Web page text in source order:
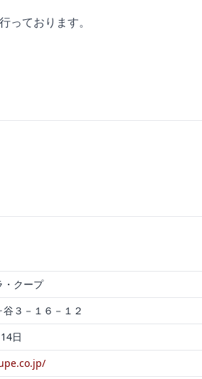
っております。
クープ
３－１６－１２
日